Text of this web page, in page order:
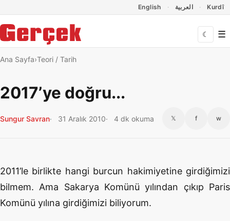
English العربية Kurdî
☾ ☰
Ana Sayfa Teori / Tarih
2017’ye doğru...
Sungur Savran 31 Aralık 2010 4 dk okuma 𝕏 f w
2011’le birlikte hangi burcun hakimiyetine girdiğimizi
bilmem. Ama Sakarya Komünü yılından çıkıp Paris
Komünü yılına girdiğimizi biliyorum.